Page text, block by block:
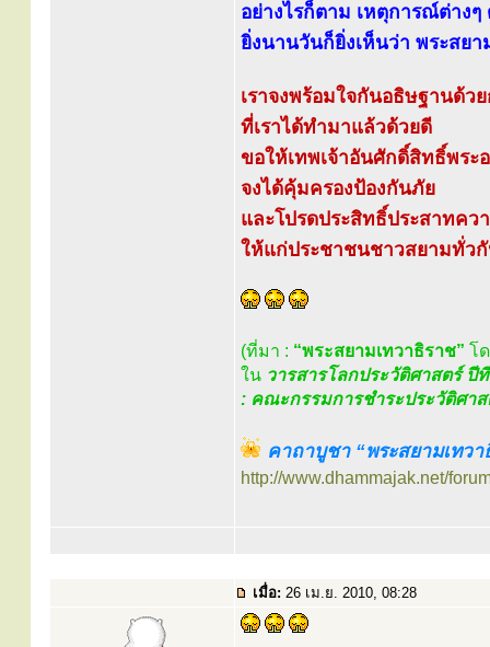
อย่างไรก็ตาม เหตุการณ์ต่างๆ
ยิ่งนานวันก็ยิ่งเห็นว่า พระสย
เราจงพร้อมใจกันอธิษฐานด้ว
ที่เราได้ทำมาแล้วด้วยดี
ขอให้เทพเจ้าอันศักดิ์สิทธิ์พระ
จงได้คุ้มครองป้องกันภัย
และโปรดประสิทธิ์ประสาทค
ให้แก่ประชาชนชาวสยามทั่ว
(ที่มา : “พระสยามเทวาธิราช” โ
ใน วารสารโลกประวัติศาสตร์
: คณะกรรมการชำระประวัติศาส
คาถาบูชา “พระสยามเทวา
http://www.dhammajak.net/
เมื่อ: 26 เม.ย. 2010, 08:28